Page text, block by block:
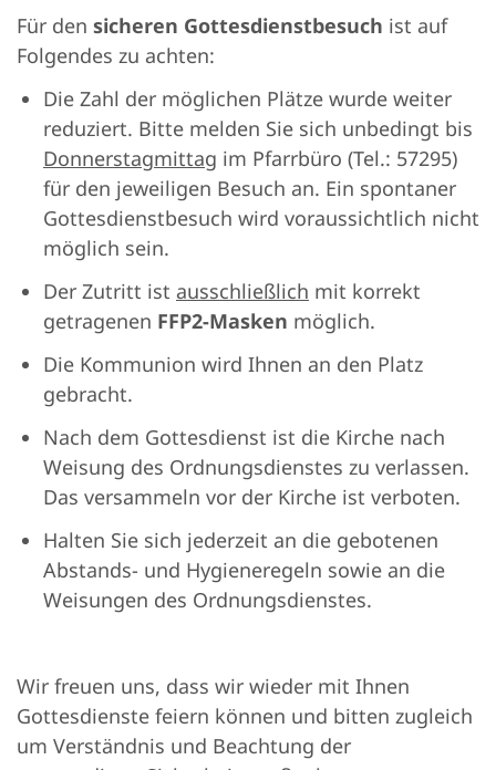
Für den sicheren Gottesdienstbesuch ist auf
Folgendes zu achten:
Die Zahl der möglichen Plätze wurde weiter
reduziert. Bitte melden Sie sich unbedingt bis
Donnerstagmittag im Pfarrbüro (Tel.: 57295)
für den jeweiligen Besuch an. Ein spontaner
Gottesdienstbesuch wird voraussichtlich nicht
möglich sein.
Der Zutritt ist ausschließlich mit korrekt
getragenen FFP2-Masken möglich.
Die Kommunion wird Ihnen an den Platz
gebracht.
Nach dem Gottesdienst ist die Kirche nach
Weisung des Ordnungsdienstes zu verlassen.
Das versammeln vor der Kirche ist verboten.
Halten Sie sich jederzeit an die gebotenen
Abstands- und Hygieneregeln sowie an die
Weisungen des Ordnungsdienstes.
Wir freuen uns, dass wir wieder mit Ihnen
Gottesdienste feiern können und bitten zugleich
um Verständnis und Beachtung der